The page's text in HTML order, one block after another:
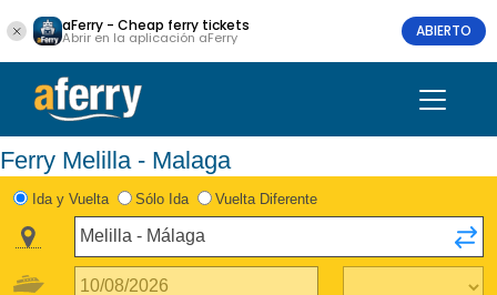
aFerry - Cheap ferry tickets
Abrir en la aplicación aFerry ABIERTO
Ferry Melilla - Malaga
Ida y Vuelta Sólo Ida Vuelta Diferente